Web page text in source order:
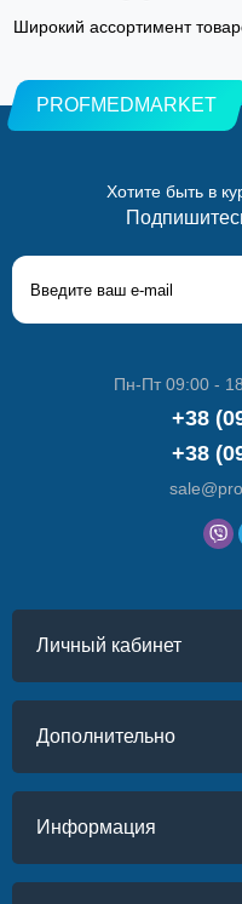
Широкий ассортимент
PROFMEDMARKET
Хотите быть в
Пн-Пт 09:00 -
+38
+38
Личный кабинет
Дополнительно
Информация